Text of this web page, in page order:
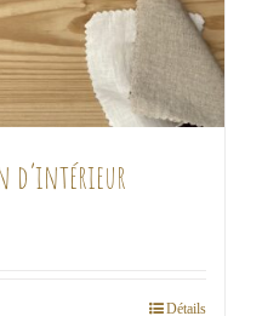
d’intérieur
Détails